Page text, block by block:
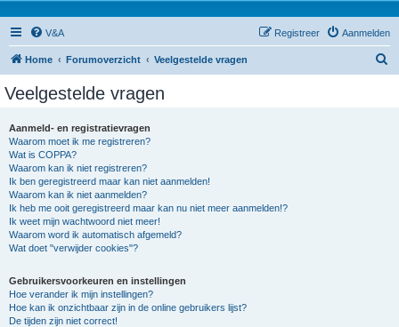
V&A Aanmelden
Registreer
Home Forumoverzicht Veelgestelde vragen
Veelgestelde vragen
Aanmeld- en registratievragen
Waarom moet ik me registreren?
Wat is COPPA?
Waarom kan ik niet registreren?
Ik ben geregistreerd maar kan niet aanmelden!
Waarom kan ik niet aanmelden?
Ik heb me ooit geregistreerd maar kan nu niet meer aanmelden!?
Ik weet mijn wachtwoord niet meer!
Waarom word ik automatisch afgemeld?
Wat doet "verwijder cookies"?
Gebruikersvoorkeuren en instellingen
Hoe verander ik mijn instellingen?
Hoe kan ik onzichtbaar zijn in de online gebruikers lijst?
De tijden zijn niet correct!